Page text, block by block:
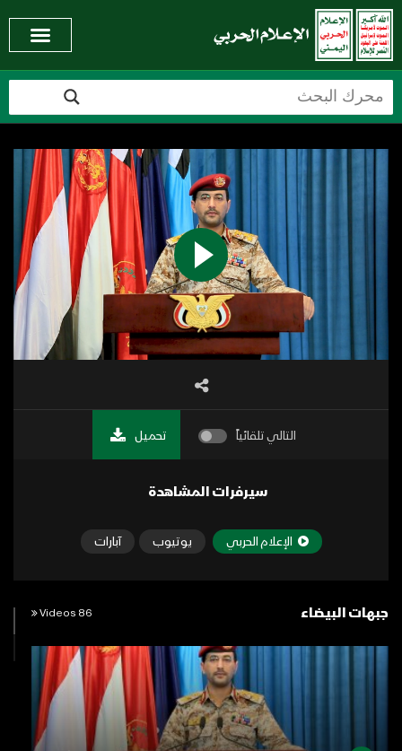
التالي تلقائياً تحميل
سيرفرات المشاهدة
الإعلام الحربي يوتيوب آبارات
جبهات البيضاء 86 Videos